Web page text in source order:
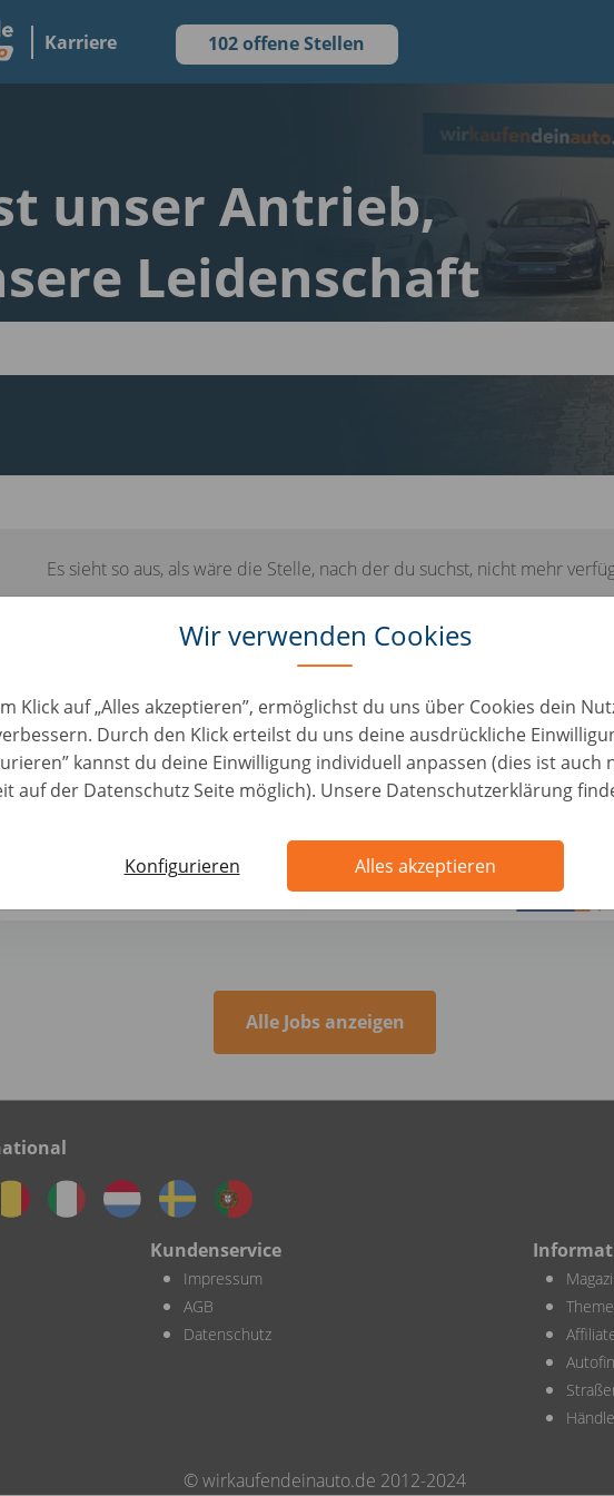
Karriere 102 offene Stellen
Wir verwenden Cookies
Klick auf „Alles akzeptieren”, ermöglichst du uns über Cookies dein
Durch den Klick erteilst du uns deine ausdrückliche
kannst du deine Einwilligung individuell anpassen (dies ist auch
auf der Datenschutz Seite möglich). Unsere Datenschutzerklärung
Konfigurieren Alles akzeptieren
unser Antrieb,
Leidenschaft
Es sieht so aus, als wäre die Stelle, nach der du suchst, nicht mehr
du einige ähnliche Jobs, die für dich
könnten:
Accountmanager (BBL werk-leerplek)
Alle Jobs anzeigen
Kundenservice
Impressum
AGB
Datenschutz
© wirkaufendeinauto.de 2012-2024